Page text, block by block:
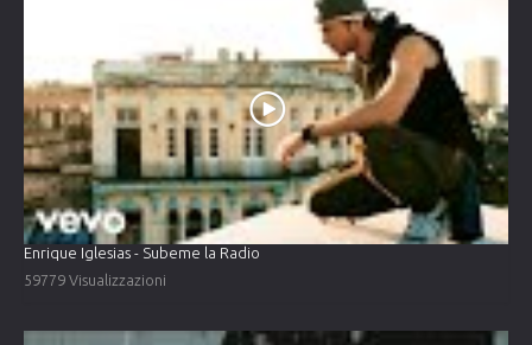
Enrique Iglesias - Subeme la Radio
59779 Visualizzazioni